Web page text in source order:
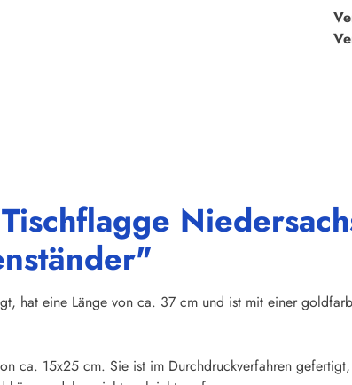
hat eine Länge von ca. 37 cm und ist mit einer
ca. 15x25 cm. Sie ist im Durchdruckverfahren